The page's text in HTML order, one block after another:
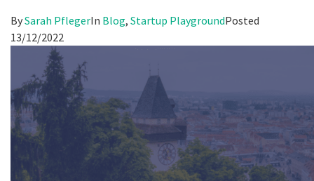
BySarah PflegerIn Blog, Startup PlaygroundPosted
13/12/2022